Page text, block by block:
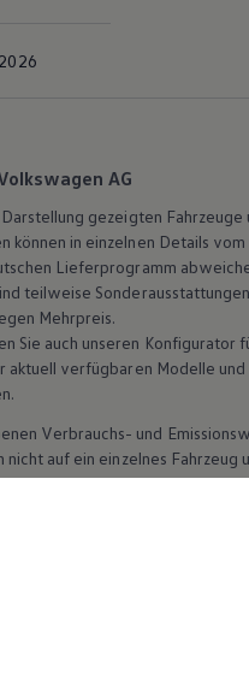
AG
gezeigten Fahrzeuge
können in einzelnen Details vom
Lieferprogramm
teilweise
Mehrpreis.
Sie auch unseren Konfigurator
aktuell verfügbaren Modelle und
Verbrauchs- und
nicht auf ein einzelnes Fahrzeug
des Angebots, sondern